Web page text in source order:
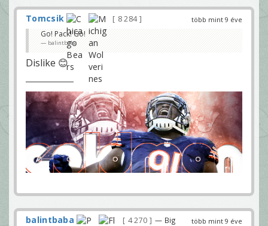
több mint 9 éve
Tomcsik
8 284
Go! Pack! Go!
balintbaba
Dislike 😊
több mint 9 éve
balintbaba 4 270
— Big